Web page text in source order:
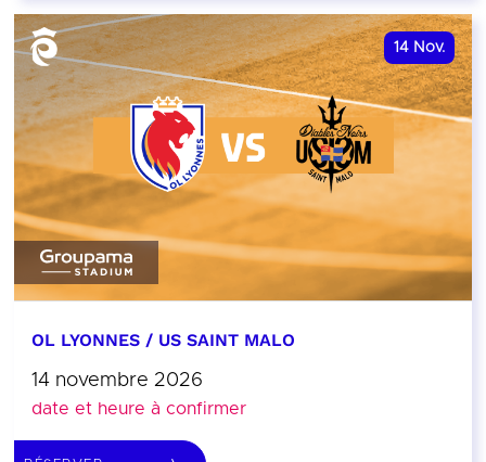
14 Nov.
OL LYONNES / US SAINT MALO
14 novembre 2026
date et heure à confirmer